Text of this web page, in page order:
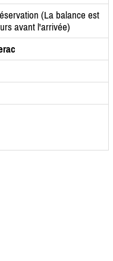
(La balance est
avant l'arrivée)